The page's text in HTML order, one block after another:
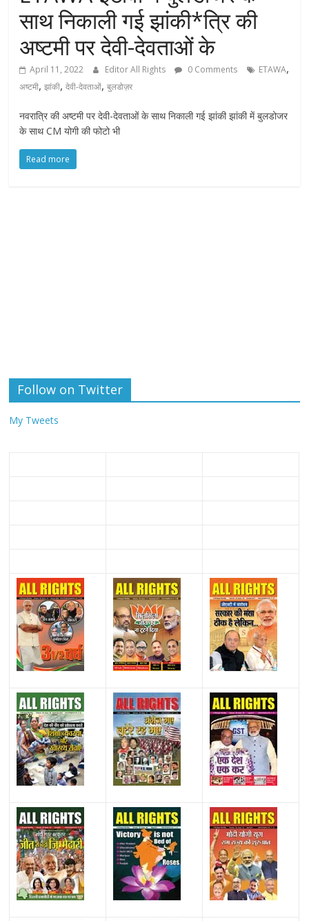
साथ निकाली गई झांकी*त्रि की
अष्टमी पर देवी-देवताओं के
April 11, 2022 Editor All Rights 0 Comments ETAWA,
अष्टमी,झांकी,देवी-देवताओं,बुलडोज़र
नवरात्रि की अष्टमी पर देवी-देवताओं के साथ निकाली गई झांकी झांकी में बुलडोजर
के साथ CM योगी की फोटो भी
Read more
Follow on Twitter
My Tweets